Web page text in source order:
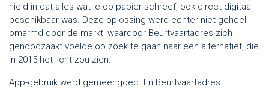
hield in dat alles wat je op papier schreef, ook direct digitaal
beschikbaar was. Deze oplossing werd echter niet geheel
omarmd door de markt, waardoor Beurtvaartadres zich
genoodzaakt voelde op zoek te gaan naar een alternatief, die
in 2015 het licht zou zien.
App-gebruik werd gemeengoed. En Beurtvaartadres